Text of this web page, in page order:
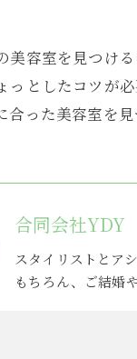
美容室を見つけ
っとしたコツが
った美容室を
合同会社YDY
スタイリストとア
もちろん、ご結婚